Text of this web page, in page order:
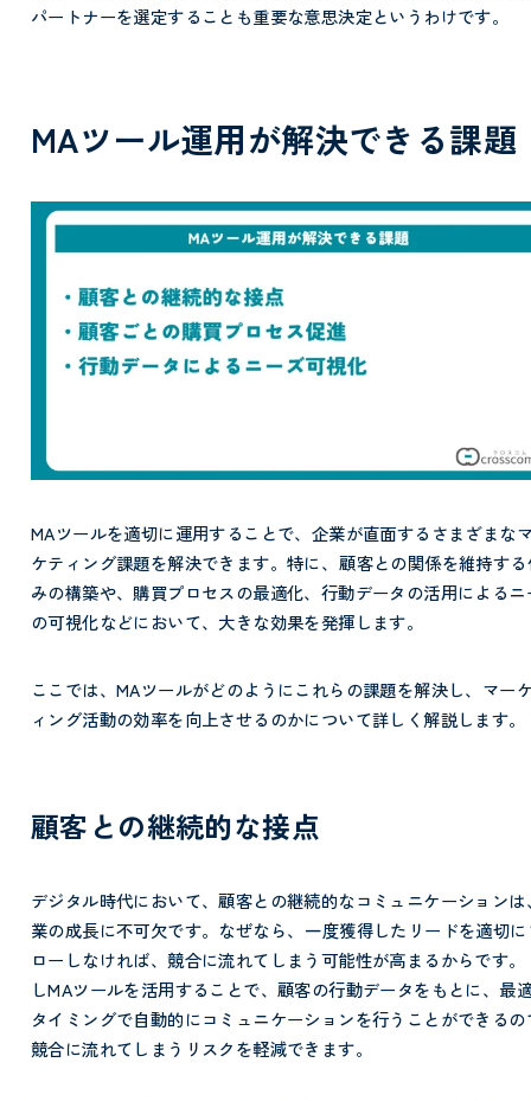
パートナーを選定することも重要な意思決定というわけです。
MAツール運用が解決できる課題
MAツールを適切に運用することで、企業が直面するさまざまな
ケティング課題を解決できます。特に、 顧客との関係を維持す
みの構築や、購買プロセスの最適化、行動データの活用によるニ
の可視化などにおいて、大きな効果を発揮します。
ここでは、MAツールがどのようにこれらの課題を解決し、マー
ィング活動の効率を向上させるのかについて詳しく解説します。
顧客との継続的な接点
デジタル時代において、顧客との継続的なコミュニケーションは
業の成長に不可欠です。なぜなら、 一度獲得したリードを適切
ローしなければ、競合に流れてしまう可能性が高まるからです。
しMAツールを活用することで、顧客の行動データをもとに、最
タイミングで自動的にコミュニケーションを行うことができるの
競合に流れてしまうリスクを軽減できます。